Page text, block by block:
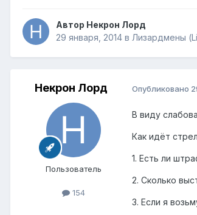
Автор Некрон Лорд
29 января, 2014 в Лизардмены
Некрон Лорд
Пользователь
154
Опубликовано
В виду
Как идёт
1. Есть ли
2. Сколько
3. Если я